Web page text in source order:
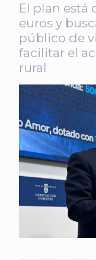
El plan está
euros y
público de
facilitar el
rural